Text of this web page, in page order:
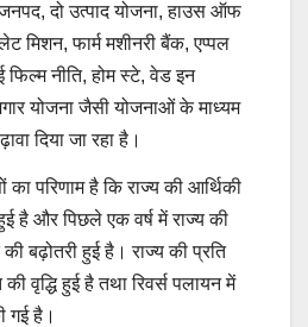
दो उत्पाद योजना, हाउस ऑफ
मिशन, फार्म मशीनरी बैंक, एप्पल
फिल्म नीति, होम स्टे, वेड इन
योजना जैसी योजनाओं के माध्यम
दिया जा रहा है।
का परिणाम है कि राज्य की आर्थिकी
है और पिछले एक वर्ष में राज्य की
बढ़ोतरी हुई है। राज्य की प्रति
वृद्धि हुई है तथा रिवर्स पलायन में
गई है।